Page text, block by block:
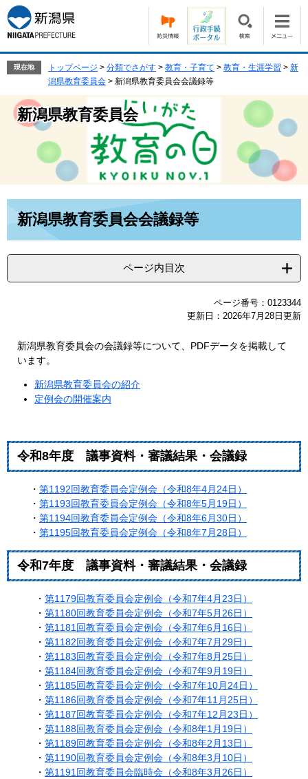
ー
ジ
の
で
す。
ニ
ュ
ー
ば
現在地 トップページ > 分類でさがす > 教育・子育て > 教育・生涯学習 > 新
潟県教育委員会 > 新潟県教育委員会会議録等
新潟県教育委員会
新潟県教育委員会会議録等
ページ内目次
ページ番号：0123344
更新日：2026年7月28日更新
新潟県教育委員会の会議録等について、PDFデータを掲載して
います。
新潟県教育委員会の紹介
定例会の開催案内
令和8年度 議事資料・審議結果・会議録
・ 第1192回教育委員会定例会（令和8年4月24日）
・ 第1193回教育委員会定例会（令和8年5月19日）
・ 第1194回教育委員会定例会（令和8年6月30日）
・ 第1195回教育委員会定例会（令和8年7月28日）
令和7年度 議事資料・審議結果・会議録
・ 第1179回教育委員会定例会（令和7年4月23日）
・ 第1180回教育委員会定例会（令和7年5月26日）
・ 第1181回教育委員会定例会（令和7年6月16日）
・ 第1182回教育委員会定例会（令和7年7月29日）
​ ・ 第1183回教育委員会定例会（令和7年8月25日）
・ 第1184回教育委員会定例会（令和7年9月19日）
・ 第1185回教育委員会定例会（令和7年10月24日）
・ 第1186回教育委員会定例会（令和7年11月25日）
・ 第1187回教育委員会定例会（令和7年12月23日）
・ 第1188回教育委員会定例会（令和8年1月19日）
・ 第1189回教育委員会定例会（令和8年2月13日）
・ 第1190回教育委員会定例会（令和8年3月10日）
・ 第1191回教育委員会臨時会（令和8年3月26日）